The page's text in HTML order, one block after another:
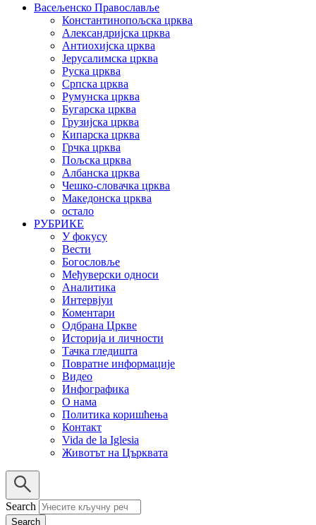
Васељенско Православље
Константинопољска црква
Александријска црква
Антиохијска црква
Јерусалимска црква
Руска црква
Српска црква
Румунска црква
Бугарска црква
Грузијска црква
Кипарска црква
Грчка црква
Пољска црква
Албанска црква
Чешко-словачка црква
Македонска црква
остало
РУБРИКЕ
У фокусу
Вести
Богословље
Међуверски односи
Аналитика
Интервјуи
Коментари
Одбрана Цркве
Историја и личности
Тачка гледишта
Повратне информације
Видео
Инфографика
О нама
Политика коришћења
Контакт
Vida de la Iglesia
Животът на Църквата
Search